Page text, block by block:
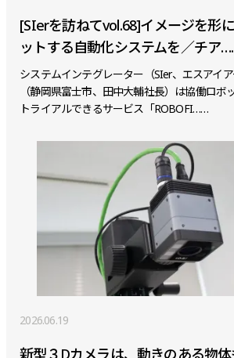
[SIerを訪ねてvol.68]イメージを形
ットする自動化システムを／チア
システムインテグレーター（SIer、エスアイ
（静岡県富士市、田中大輔社長）は協働ロボ
トライアルできるサービス「ROBOFI……
2026.06.19
新型３Dカメラは、動きのある物